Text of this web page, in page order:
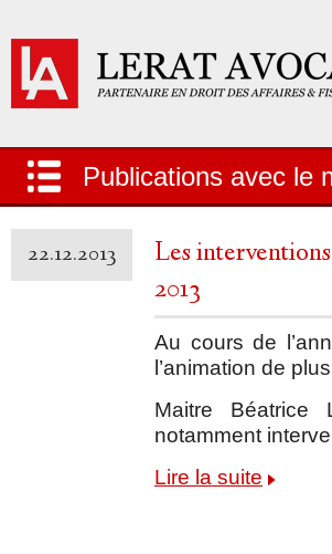
Publications avec le
22.12.2013
Les
2013
Au cours de
l’animation de
Maitre Béatrice
notamment
Lire la suite